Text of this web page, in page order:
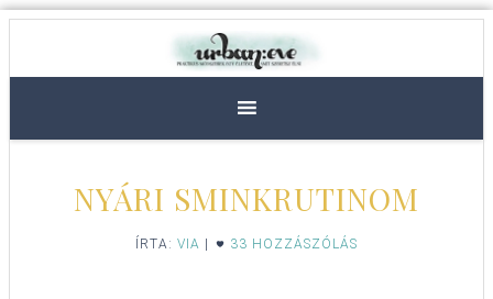
NYÁRI SMINKRUTINOM
ÍRTA: VIA 33 HOZZÁSZÓLÁS